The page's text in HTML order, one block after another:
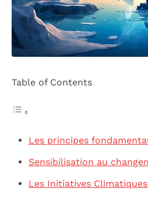
Table of Contents
Les principes
Sensibilisation au
Les Initiatives